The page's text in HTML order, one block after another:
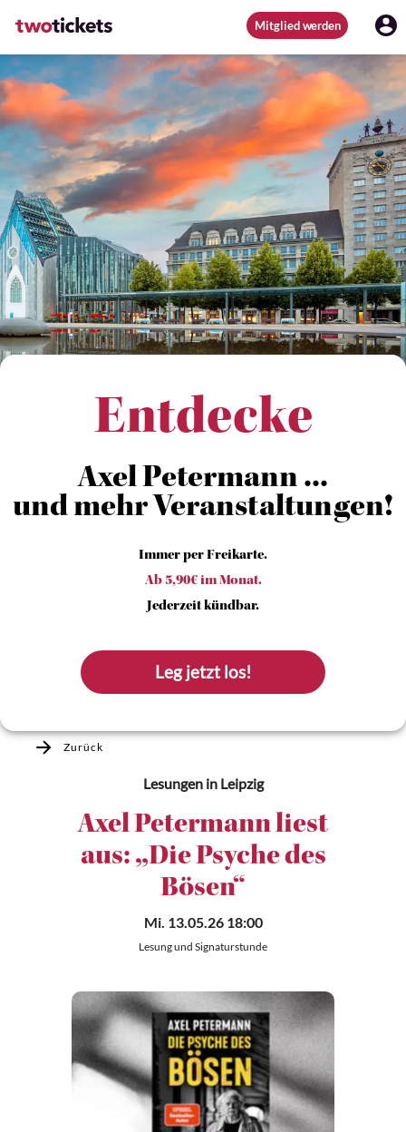
Mitglied werden
Entdecke
Axel Petermann ...
und mehr Veranstaltungen!
Immer per Freikarte.
Ab 5,90€ im Monat.
Jederzeit kündbar.
Leg jetzt los!
Zurück
Lesungenin Leipzig
Axel Petermann liest
aus: „Die Psyche des
Bösen“
Mi. 13.05.26 18:00
Lesung und Signaturstunde